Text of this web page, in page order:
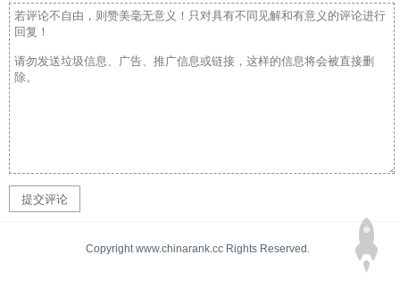
Copyright www.chinarank.cc Rights Reserved.